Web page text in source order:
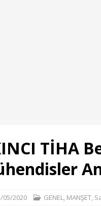
[ 06/08/2026 ]
[ 06/08/2026 ]
[ 06/08/2026 ]
TİHA
05/2020 GENEL, MANŞET,